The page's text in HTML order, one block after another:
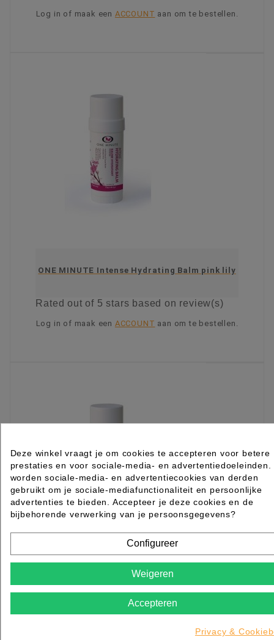
Log in of maak een ACCOUNT aan om te bestellen.
ONE MINUTE Intense Hydrating Balm pink lily
Ratedout of 5 stars based on review(s)
Log in of maak een ACCOUNT aan om te bestellen.
ONE MINUTE Intense Hydrating Balm Olive
Divine
Deze winkel vraagt je om cookies te accepteren voor betere
prestaties en voor sociale-media- en advertentiedoeleinden.
worden sociale-media- en advertentiecookies van derden
gebruikt om je sociale-mediafunctionaliteit en persoonlijke
advertenties te bieden. Accepteer je deze cookies en de
bijbehorende verwerking van je persoonsgegevens?
Configureer
Weigeren
Accepteren
Privacy &